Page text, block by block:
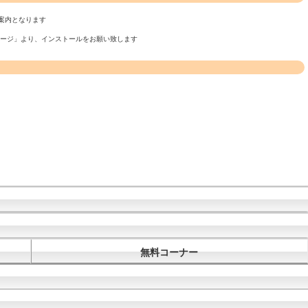
内となります
ジ」より、インストールをお願い致します
無料コーナー